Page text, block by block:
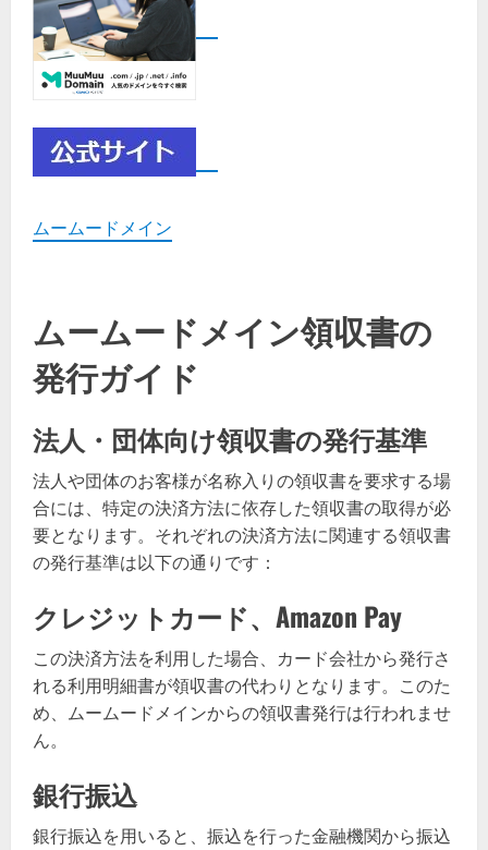
ムームードメイン
ムームードメイン領収書の
発行ガイド
法人・団体向け領収書の発行基準
法人や団体のお客様が名称入りの領収書を要求する場
合には、特定の決済方法に依存した領収書の取得が必
要となります。それぞれの決済方法に関連する領収書
の発行基準は以下の通りです：
クレジットカード、Amazon Pay
この決済方法を利用した場合、カード会社から発行さ
れる利用明細書が領収書の代わりとなります。このた
め、ムームードメインからの領収書発行は行われませ
ん。
銀行振込
銀行振込を用いると、振込を行った金融機関から振込